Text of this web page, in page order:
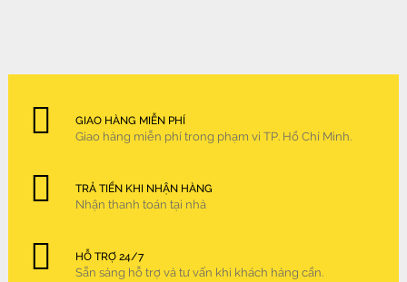
GIAO HÀNG MIỄN PHÍ
Giao hàng miễn phí trong phạm vi TP. Hồ Chí Minh.
TRẢ TIỀN KHI NHẬN HÀNG
Nhận thanh toán tại nhà
HỖ TRỢ 24/7
Sẵn sàng hỗ trợ và tư vấn khi khách hàng cần.